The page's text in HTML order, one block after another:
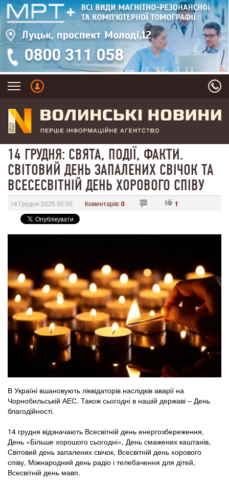
14 ГРУДНЯ: СВЯТА, ПОДІЇ, ФАКТИ.
СВІТОВИЙ ДЕНЬ ЗАПАЛЕНИХ СВІЧОК ТА
ВСЕСЕСВІТНІЙ ДЕНЬ ХОРОВОГО СПІВУ
14 Грудня 2025 00:00 Коментарів:0 1
В Україні вшановують ліквідаторів наслідків аварії на
Чорнобильській АЕС. Також сьогодні в нашій державі – День
благодійності.
14 грудня відзначають Всесвітній день енергозбереження,
День «Більше хорошого сьогодні», День смажених каштанів,
Світовий день запалених свічок, Всесвітній день хорового
співу, Міжнародний день радіо і телебачення для дітей,
Всесвітній день мавп.